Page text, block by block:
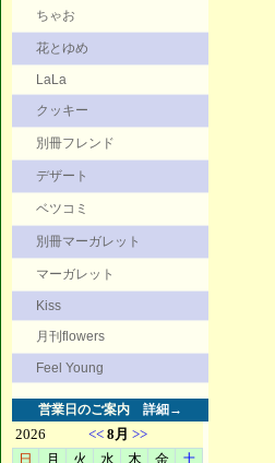
ちゃお
花とゆめ
LaLa
クッキー
別冊フレンド
デザート
ベツコミ
別冊マーガレット
マーガレット
Kiss
月刊flowers
Feel Young
営業日のご案内 詳細→